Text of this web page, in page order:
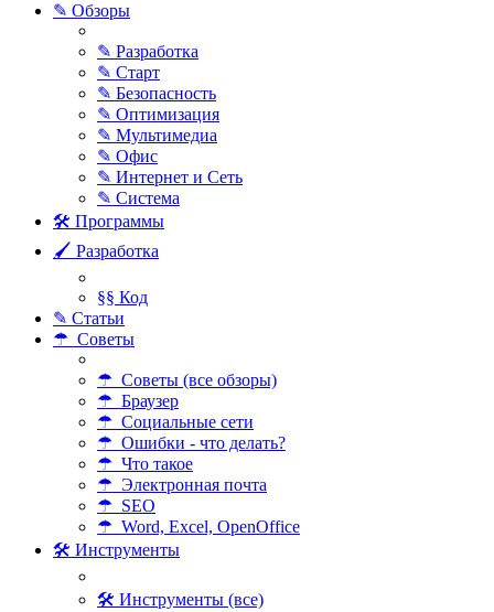
✎ Обзоры
✎ Разработка
✎ Старт
✎ Безопасность
✎ Оптимизация
✎ Мультимедиа
✎ Офис
✎ Интернет и Сеть
✎ Система
🛠 Программы
🖌 Разработка
§§ Код
✎ Статьи
☂ Советы
☂ Советы (все обзоры)
☂ Браузер
☂ Социальные сети
☂ Ошибки - что делать?
☂ Что такое
☂ Электронная почта
☂ SEO
☂ Word, Excel, OpenOffice
🛠 Инструменты
🛠 Инструменты (все)